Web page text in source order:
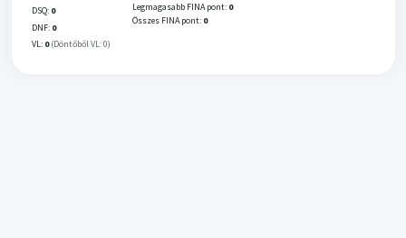
DSQ: 0
DNF: 0
VL: 0 (Döntőből VL: 0)
Legmagasabb FINA pont: 0
Összes FINA pont: 0